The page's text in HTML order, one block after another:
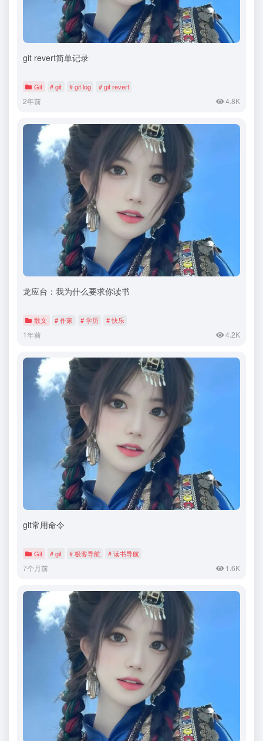
git revert简单记录
Git # git # git log # git revert
2年前 4.8K
龙应台：我为什么要求你读书
散文 # 作家 # 学历 # 快乐
1年前 4.2K
git常用命令
Git # git # 极客导航 # 读书导航
7个月前 1.6K